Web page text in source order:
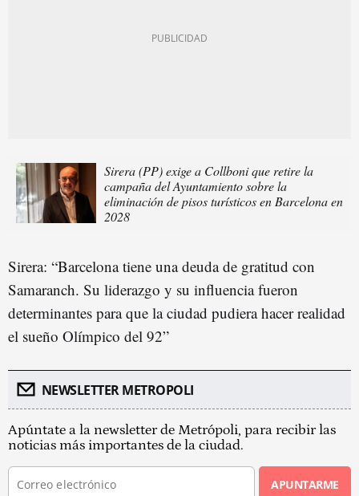
Sirera (PP) exige a Collboni que retire la
campaña del Ayuntamiento sobre la
eliminación de pisos turísticos en Barcelona en
2028
Sirera: “Barcelona tiene una deuda de gratitud con
Samaranch. Su liderazgo y su influencia fueron
determinantes para que la ciudad pudiera hacer realidad
el sueño Olímpico del 92”
NEWSLETTER METROPOLI
Apúntate a la newsletter de Metrópoli, para recibir las
noticias más importantes de la ciudad.
APUNTARME